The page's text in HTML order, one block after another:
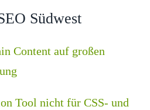
Südwest
Content auf großen
Tool nicht für CSS- und